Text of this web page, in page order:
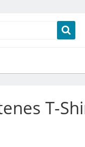
T-